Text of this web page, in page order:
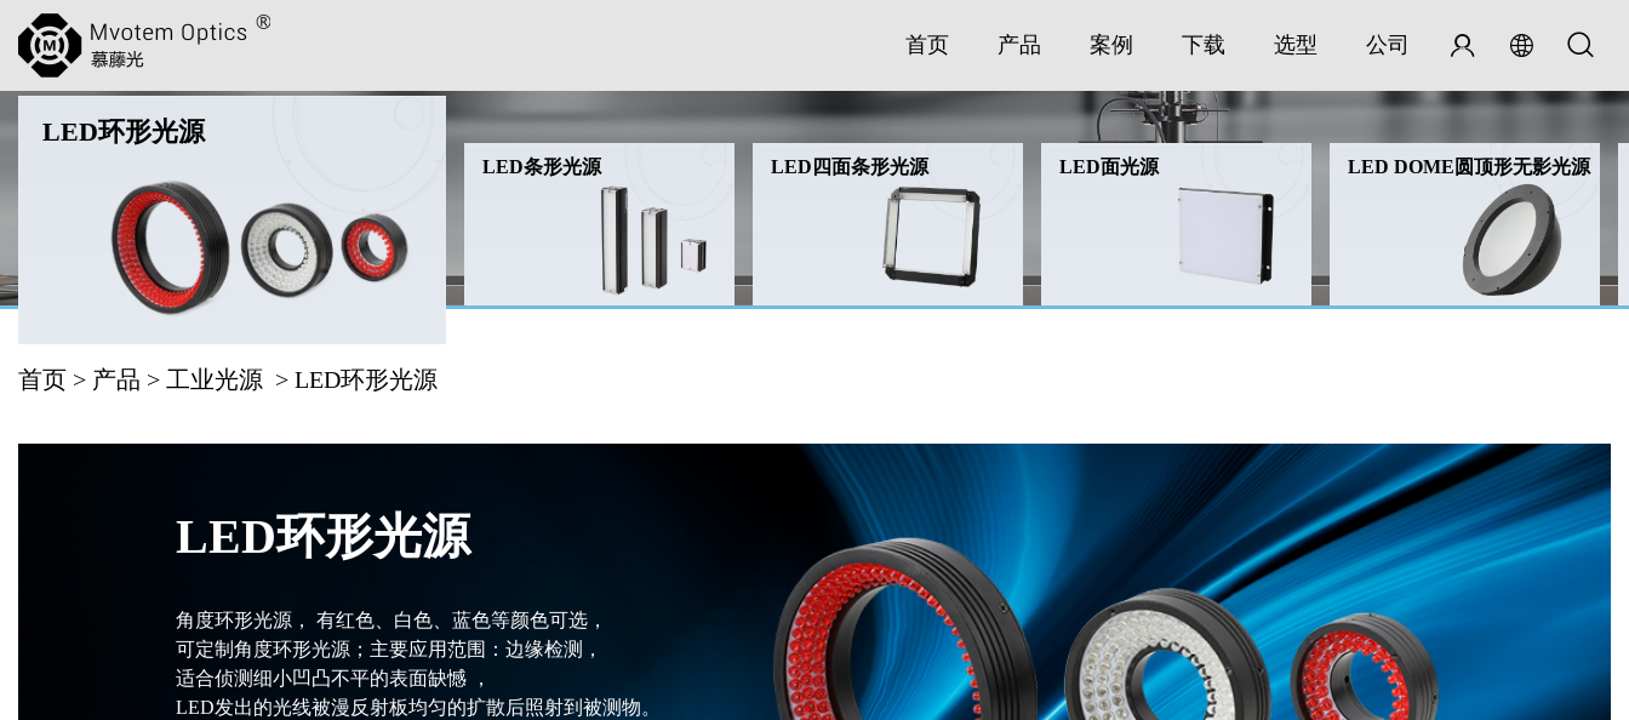
首页 产品 案例 下载 选型 公司
LED环形光源
LED条形光源 LED四面条形光源 LED面光源 LED DOME圆顶形无影光源
首页 > 产品 > 工业光源 > LED环形光源
LED环形光源
角度环形光源， 有红色、白色、蓝色等颜色可选，
可定制角度环形光源；主要应用范围：边缘检测，
适合侦测细小凹凸不平的表面缺憾 ，
LED发出的光线被漫反射板均匀的扩散后照射到被测物。